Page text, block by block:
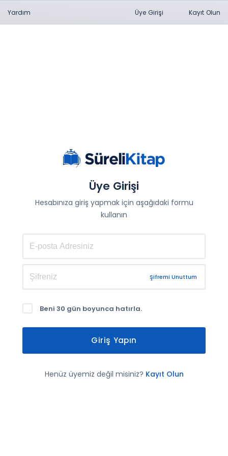
Yardım Üye Girişi Kayıt Olun
Üye Girişi
Hesabınıza giriş yapmak için aşağıdaki formu
kullanın
Şifremi Unuttum
Beni 30 gün boyunca hatırla.
Giriş Yapın
Henüz üyemiz değil misiniz? Kayıt Olun